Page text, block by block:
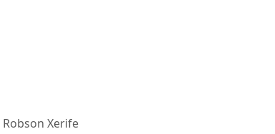
Xerife